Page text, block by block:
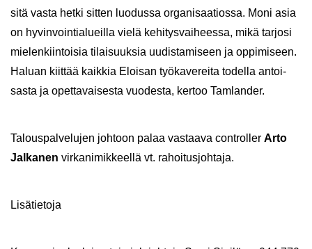
sitä vasta hetki sit­ten luo­dus­sa or­ga­ni­saa­tios­sa. Moni asia
on hy­vin­voin­tia­lueil­la vielä ke­hi­tys­vai­hees­sa, mikä tar­jo­si
mie­len­kiin­toi­sia ti­lai­suuk­sia uu­dis­ta­mi­seen ja op­pi­mi­seen.
Ha­luan kiit­tää kaik­kia Eloi­san työ­ka­ve­rei­ta to­del­la an­toi­
sas­ta ja opet­ta­vai­ses­ta vuo­des­ta, ker­too Tam­lan­der.
Ta­lous­pal­ve­lu­jen joh­toon palaa vas­taa­va cont­rol­ler Arto
Jal­ka­nen vir­ka­ni­mik­keel­lä vt. ra­hoi­tus­joh­ta­ja.
Li­sä­tie­to­ja